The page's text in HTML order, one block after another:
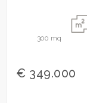
300 mq
€ 349.000